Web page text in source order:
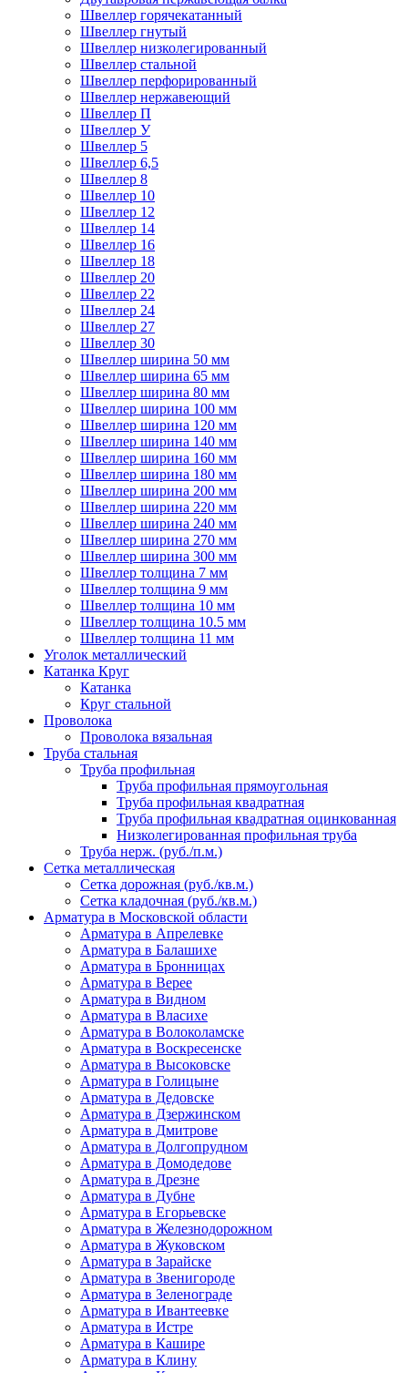
Швеллер горячекатанный
Швеллер гнутый
Швеллер низколегированный
Швеллер стальной
Швеллер перфорированный
Швеллер нержавеющий
Швеллер П
Швеллер У
Швеллер 5
Швеллер 6,5
Швеллер 8
Швеллер 10
Швеллер 12
Швеллер 14
Швеллер 16
Швеллер 18
Швеллер 20
Швеллер 22
Швеллер 24
Швеллер 27
Швеллер 30
Швеллер ширина 50 мм
Швеллер ширина 65 мм
Швеллер ширина 80 мм
Швеллер ширина 100 мм
Швеллер ширина 120 мм
Швеллер ширина 140 мм
Швеллер ширина 160 мм
Швеллер ширина 180 мм
Швеллер ширина 200 мм
Швеллер ширина 220 мм
Швеллер ширина 240 мм
Швеллер ширина 270 мм
Швеллер ширина 300 мм
Швеллер толщина 7 мм
Швеллер толщина 9 мм
Швеллер толщина 10 мм
Швеллер толщина 10.5 мм
Швеллер толщина 11 мм
Уголок металлический
Катанка Круг
Катанка
Круг стальной
Проволока
Проволока вязальная
Труба стальная
Труба профильная
Труба профильная прямоугольная
Труба профильная квадратная
Труба профильная квадратная оцинкованная
Низколегированная профильная труба
Труба нерж. (руб./п.м.)
Сетка металлическая
Сетка дорожная (руб./кв.м.)
Сетка кладочная (руб./кв.м.)
Арматура в Московской области
Арматура в Апрелевке
Арматура в Балашихе
Арматура в Бронницах
Арматура в Верее
Арматура в Видном
Арматура в Власихе
Арматура в Волоколамске
Арматура в Воскресенске
Арматура в Высоковске
Арматура в Голицыне
Арматура в Дедовске
Арматура в Дзержинском
Арматура в Дмитрове
Арматура в Долгопрудном
Арматура в Домодедове
Арматура в Дрезне
Арматура в Дубне
Арматура в Егорьевске
Арматура в Железнодорожном
Арматура в Жуковском
Арматура в Зарайске
Арматура в Звенигороде
Арматура в Зеленограде
Арматура в Ивантеевке
Арматура в Истре
Арматура в Кашире
Арматура в Клину